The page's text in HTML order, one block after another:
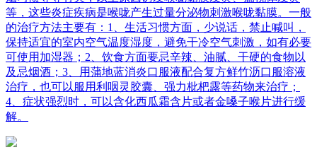
等，这些炎症疾病是喉咙产生过量分泌物刺激喉咙黏膜。一般
的治疗方法主要有：1、生活习惯方面，少说话，禁止喊叫，
保持适宜的室内空气温度湿度，避免干冷空气刺激，如有必要
可使用加湿器；2、饮食方面要忌辛辣、油腻、干硬的食物以
及忌烟酒；3、用蒲地蓝消炎口服液配合复方鲜竹沥口服溶液
治疗，也可以服用利咽灵胶囊、强力枇杷露等药物来治疗；
4、症状强烈时，可以含化西瓜霜含片或者金嗓子喉片进行缓
解。